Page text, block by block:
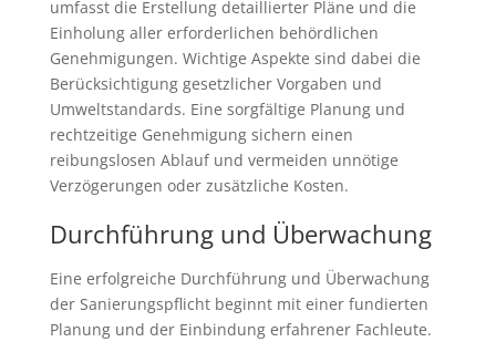
umfasst die Erstellung detaillierter Pläne und die
Einholung aller erforderlichen behördlichen
Genehmigungen. Wichtige Aspekte sind dabei die
Berücksichtigung gesetzlicher Vorgaben und
Umweltstandards. Eine sorgfältige Planung und
rechtzeitige Genehmigung sichern einen
reibungslosen Ablauf und vermeiden unnötige
Verzögerungen oder zusätzliche Kosten.
Durchführung und Überwachung
Eine erfolgreiche Durchführung und Überwachung
der Sanierungspflicht beginnt mit einer fundierten
Planung und der Einbindung erfahrener Fachleute.